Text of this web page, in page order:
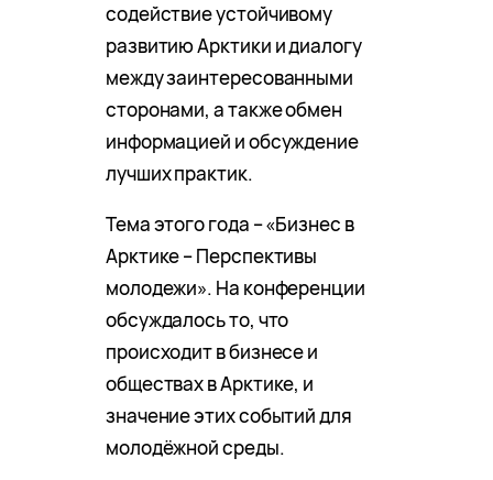
содействие устойчивому
развитию Арктики и диалогу
между заинтересованными
сторонами, а также обмен
информацией и обсуждение
лучших практик.
Тема этого года – «Бизнес в
Арктике – Перспективы
молодежи». На конференции
обсуждалось то, что
происходит в бизнесе и
обществах в Арктике, и
значение этих событий для
молодёжной среды.